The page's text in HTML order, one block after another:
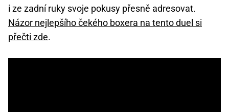
i ze zadní ruky svoje pokusy přesně adresovat.
Názor nejlepšího čekého boxera na tento duel si
přečti zde.